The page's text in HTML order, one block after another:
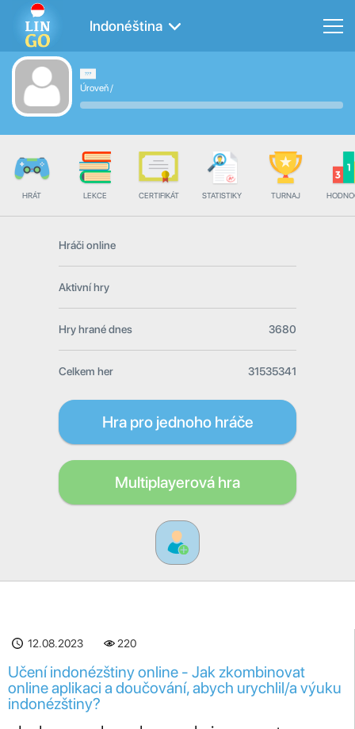
Indonéština
Úroveň/
HRÁT LEKCE CERTIFIKÁT STATISTIKY TURNAJ
Hráči online
Aktivní hry
Hry hrané dnes 3680
Celkem her 31535341
Hra pro jednoho hráče
Multiplayerová hra
12.08.2023 220
Učení indonézštiny online - Jak zkombinovat
online aplikaci a doučování, abych urychlil/a výuku
indonézštiny?